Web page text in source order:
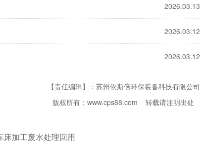
2026.03.13
2026.03.12
2026.03.12
【责任编辑】：苏州依斯倍环保装备科技有限公司
版权所有：www.cps88.com 转载请注明出处
床加工废水处理回用